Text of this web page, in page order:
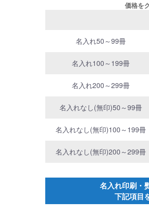
価格を
名入れ50～99冊
名入れ100～199冊
名入れ200～299冊
名入れなし(無印)50～99冊
名入れなし(無印)100～199冊
名入れなし(無印)200～299冊
名入れ印刷・
下記項目